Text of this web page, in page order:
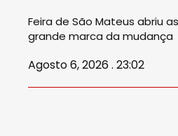
Feira de São Mateus abriu
grande marca da mudança
Agosto 6, 2026 . 23:02